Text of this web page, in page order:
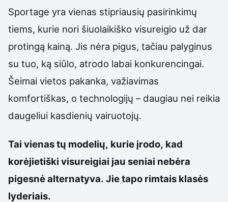
Sportage yra vienas stipriausių pasirinkimų
tiems, kurie nori šiuolaikiško visureigio už dar
protingą kainą. Jis nėra pigus, tačiau palyginus
su tuo, ką siūlo, atrodo labai konkurencingai.
Šeimai vietos pakanka, važiavimas
komfortiškas, o technologijų – daugiau nei reikia
daugeliui kasdienių vairuotojų.
Tai vienas tų modelių, kurie įrodo, kad
korėjietiški visureigiai jau seniai nebėra
pigesnė alternatyva. Jie tapo rimtais klasės
lyderiais.